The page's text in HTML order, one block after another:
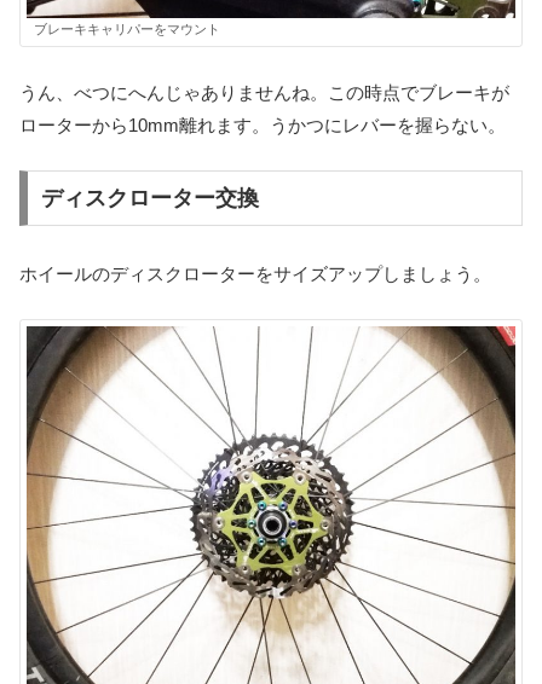
ブレーキキャリパーをマウント
うん、べつにへんじゃありませんね。この時点でブレーキが
ローターから10mm離れます。うかつにレバーを握らない。
ディスクローター交換
ホイールのディスクローターをサイズアップしましょう。